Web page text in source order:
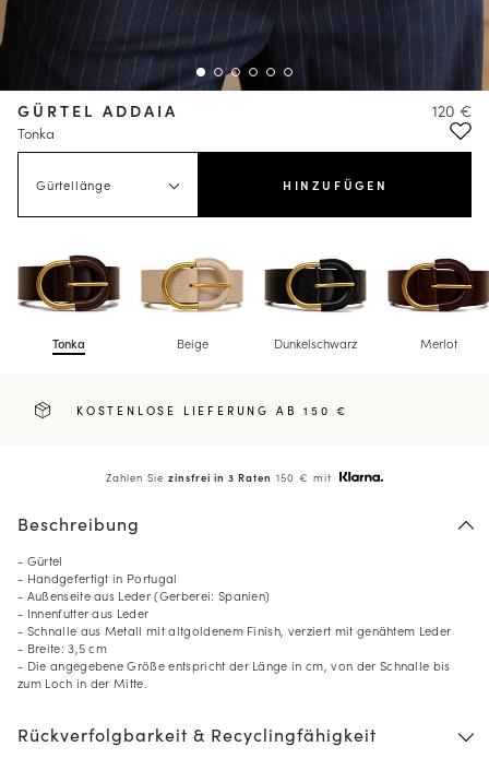
GÜRTEL ADDAIA
Tonka
120 €
Gürtellänge HINZUFÜGEN
Tonka Beige Dunkelschwarz Merlot
KOSTENLOSE LIEFERUNG AB 150 €
Zahlen Siezinsfrei in 3 Raten 150 € mit
Beschreibung
- Gürtel
- Handgefertigt in Portugal
- Außenseite aus Leder (Gerberei: Spanien)
- Innenfutter aus Leder
- Schnalle aus Metall mit altgoldenem Finish, verziert mit genähtem Leder
- Breite: 3,5 cm
- Die angegebene Größe entspricht der Länge in cm, von der Schnalle bis
zum Loch in der Mitte.
Rückverfolgbarkeit & Recyclingfähigkeit